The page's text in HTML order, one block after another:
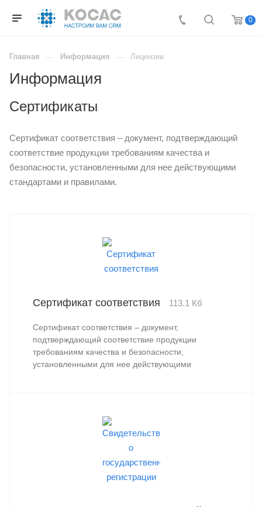
0
Главная Информация Лицензии
Информация
Сертификаты
Сертификат соответствия – документ, подтверждающий
соответствие продукции требованиям качества и
безопасности, установленными для нее действующими
стандартами и правилами.
Сертификат соответствия 113.1 Кб
Сертификат соответствия – документ,
подтверждающий соответствие продукции
требованиям качества и безопасности,
установленными для нее действующими